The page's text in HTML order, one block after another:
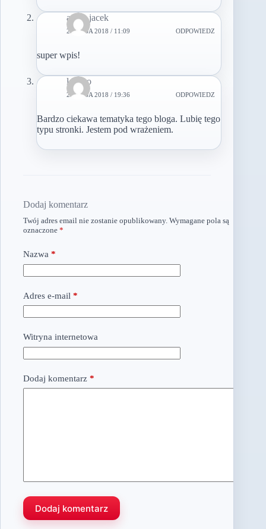
adam jacek
25 MAJA 2018 / 11:09 ODPOWIEDZ
super wpis!
legano
25 MAJA 2018 / 19:36 ODPOWIEDZ
Bardzo ciekawa tematyka tego bloga. Lubię tego
typu stronki. Jestem pod wrażeniem.
Dodaj komentarz
Twój adres email nie zostanie opublikowany. Wymagane pola są
oznaczone *
Nazwa *
Adres e-mail *
Witryna internetowa
Dodaj komentarz *
Dodaj komentarz